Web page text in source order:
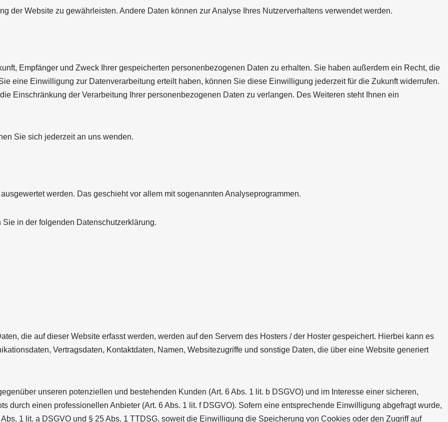
der Website zu gewährleisten. Andere Daten können zur Analyse Ihres Nutzerverhaltens verwendet werden.
Empfänger und Zweck Ihrer gespeicherten personenbezogenen Daten zu erhalten. Sie haben außerdem ein Recht, die
eine Einwilligung zur Datenverarbeitung erteilt haben, können Sie diese Einwilligung jederzeit für die Zukunft widerrufen.
Einschränkung der Verarbeitung Ihrer personenbezogenen Daten zu verlangen. Des Weiteren steht Ihnen ein
Sie sich jederzeit an uns wenden.
werden. Das geschieht vor allem mit sogenannten Analyseprogrammen.
in der folgenden Datenschutzerklärung.
die auf dieser Website erfasst werden, werden auf den Servern des Hosters / der Hoster gespeichert. Hierbei kann es
Vertragsdaten, Kontaktdaten, Namen, Websitezugriffe und sonstige Daten, die über eine Website generiert
unseren potenziellen und bestehenden Kunden (Art. 6 Abs. 1 lit. b DSGVO) und im Interesse einer sicheren,
durch einen professionellen Anbieter (Art. 6 Abs. 1 lit. f DSGVO). Sofern eine entsprechende Einwilligung abgefragt wurde,
1 lit. a DSGVO und § 25 Abs. 1 TTDSG, soweit die Einwilligung die Speicherung von Cookies oder den Zugriff auf